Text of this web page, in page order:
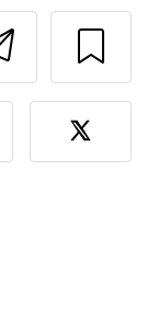
de